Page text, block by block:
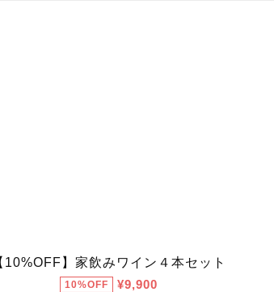
10%OFF】家飲みワイン４本セット
10%OFF ¥9,900